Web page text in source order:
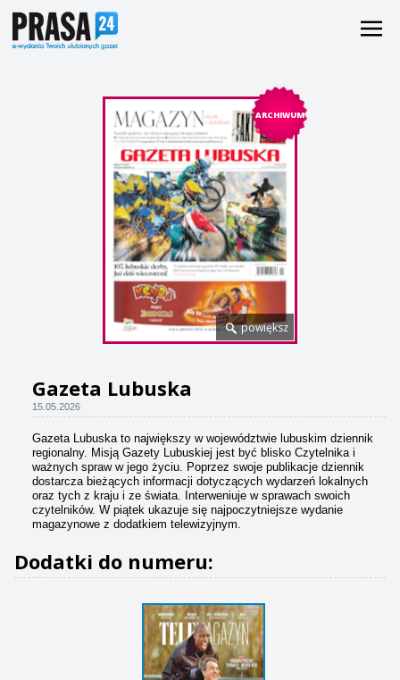
ARCHIWUM
powiększ
Gazeta Lubuska
15.05.2026
Gazeta Lubuska to największy w województwie lubuskim dziennik
regionalny. Misją Gazety Lubuskiej jest być blisko Czytelnika i
ważnych spraw w jego życiu. Poprzez swoje publikacje dziennik
dostarcza bieżących informacji dotyczących wydarzeń lokalnych
oraz tych z kraju i ze świata. Interweniuje w sprawach swoich
czytelników. W piątek ukazuje się najpoczytniejsze wydanie
magazynowe z dodatkiem telewizyjnym.
Dodatki do numeru: